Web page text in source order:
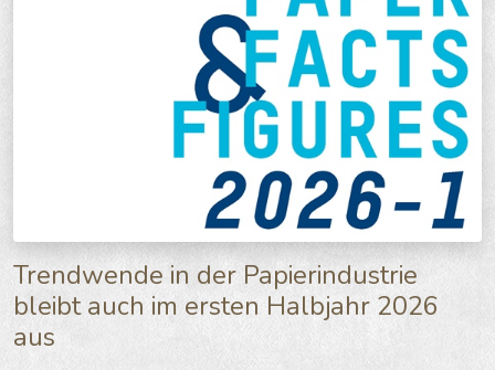
Trendwende in der Papierindustrie
bleibt auch im ersten Halbjahr 2026
aus